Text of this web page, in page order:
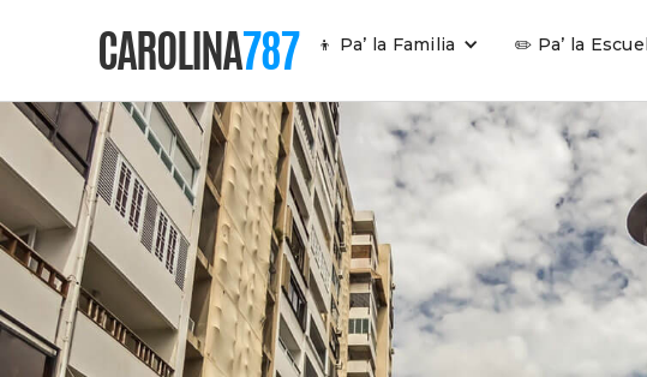
CAROLINA787 👦 Pa’ la Familia ✏️ Pa’ la